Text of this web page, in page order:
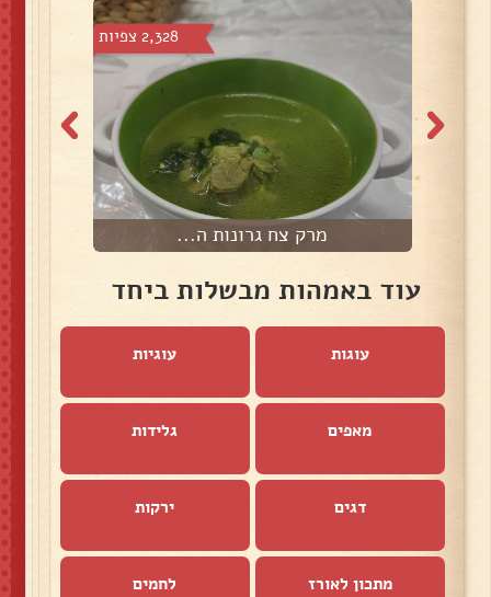
2,328 צפיות
מרק צח גרונות ה...
עוד באמהות מבשלות ביחד
עוגות עוגיות
מאפים גלידות
דגים ירקות
מתכון לאורז לחמים